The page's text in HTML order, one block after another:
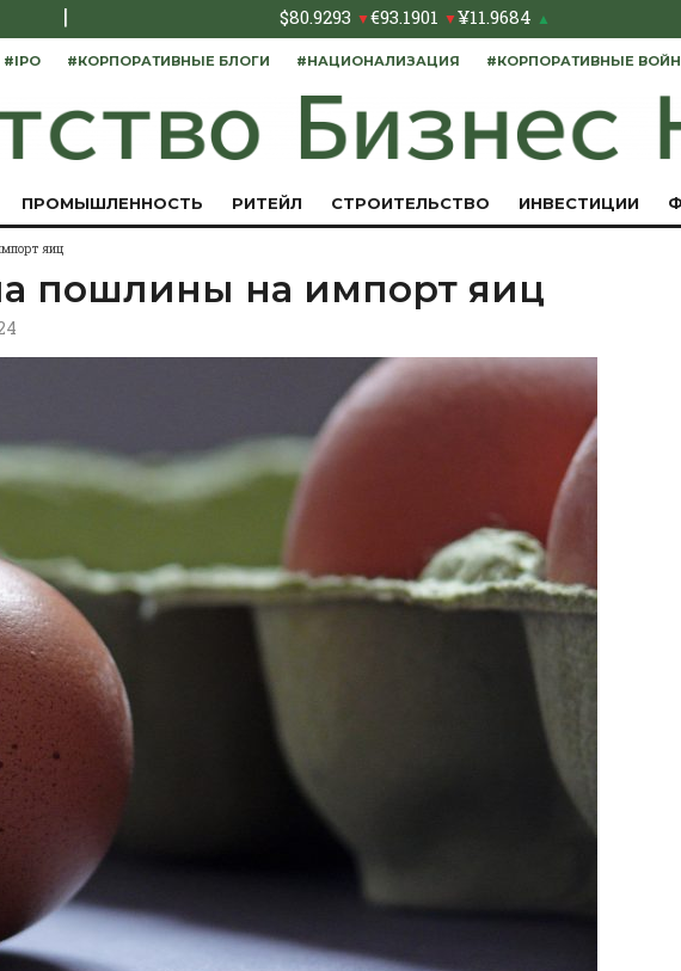
| $80.9293 ▼€93.1901 ▼¥11.9684 ▲
#IPO #КОРПОРАТИВНЫЕ БЛОГИ #НАЦИОНАЛИЗАЦИЯ #КОРПОРАТИВНЫЕ
ПРОМЫШЛЕННОСТЬ РИТЕЙЛ СТРОИТЕЛЬСТВО ИНВЕСТИЦИИ
яиц
пошлины на импорт яиц